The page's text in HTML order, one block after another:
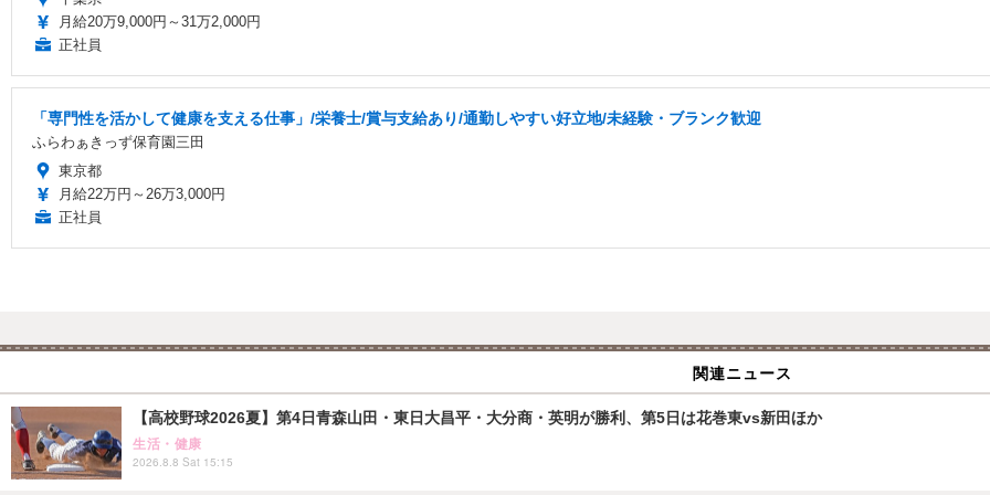
月給20万9,000円～31万2,000円
正社員
「専門性を活かして健康を支える仕事」/栄養士/賞与支給あり/通勤しやすい好立地/未経験・ブランク歓迎
ふらわぁきっず保育園三田
東京都
月給22万円～26万3,000円
正社員
関連ニュース
【高校野球2026夏】第4日青森山田・東日大昌平・大分商・英明が勝利、第5日は花巻東vs新田ほか
生活・健康
2026.8.8 Sat 15:15